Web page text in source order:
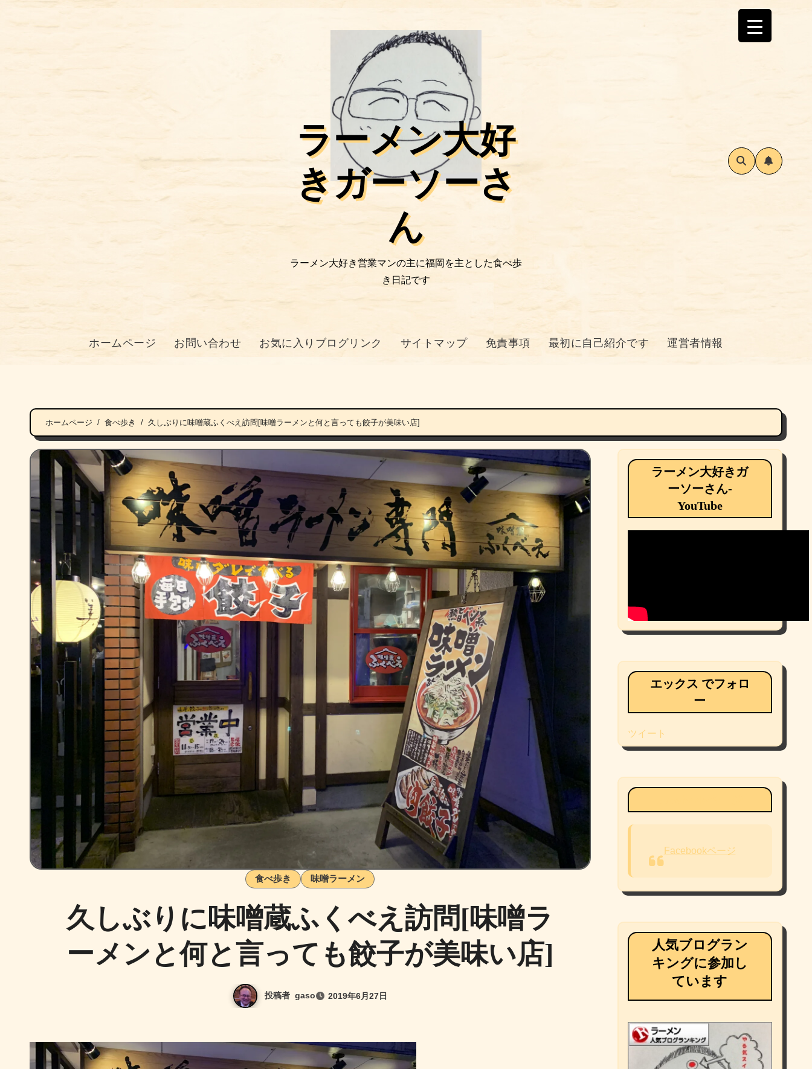
ラーメン大好
きガーソーさ
ん
ラーメン大好き営業マンの主に福岡を主とした食べ歩
き日記です
ホームページ お問い合わせ お気に入りブログリンク サイトマップ 免責事項 最初に自己紹介です 運営者情報
ホームページ 食べ歩き 久しぶりに味噌蔵ふくべえ訪問[味噌ラーメンと何と言っても餃子が美味い店]
食べ歩き 味噌ラーメン
久しぶりに味噌蔵ふくべえ訪問[味噌ラ
ーメンと何と言っても餃子が美味い店]
投稿者 gaso 2019年6月27日
ラーメン大好きガ
ーソーさん-
YouTube
エックス でフォロ
ー
ツイート
Facebookページ
人気ブログラン
キングに参加し
ています